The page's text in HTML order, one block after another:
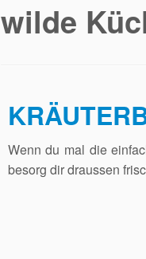
wilde
Wenn du mal die
besorg dir draussen